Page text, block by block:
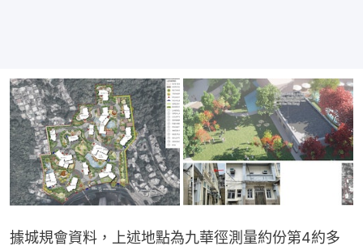
據城規會資料，上述地點為九華徑測量約份第4約多